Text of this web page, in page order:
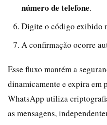
número de telefone.
Digite o código exibido
A confirmação ocorre
Esse fluxo mantém a
dinamicamente e expira em
WhatsApp utiliza
as mensagens,